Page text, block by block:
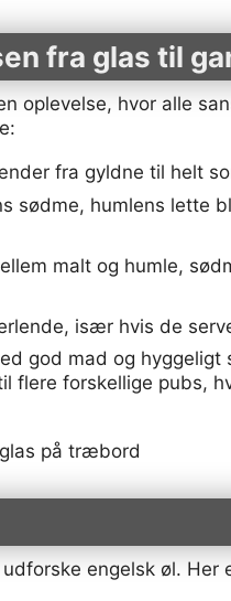
fra glas til
oplevelse, hvor alle
fra gyldne til helt
sødme, humlens lette
malt og humle,
især hvis de
god mad og
flere forskellige pubs,
engelsk øl. Her